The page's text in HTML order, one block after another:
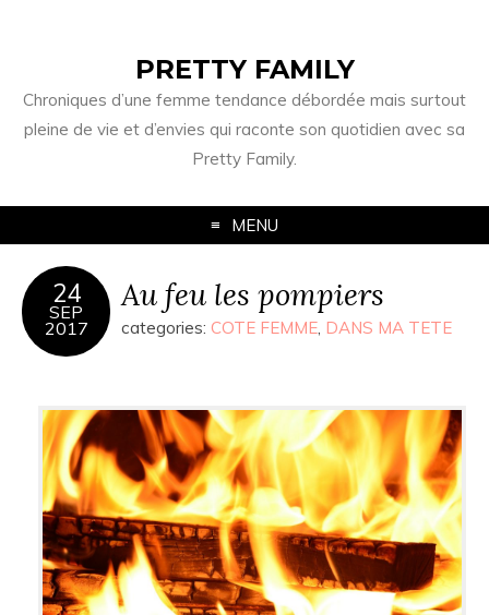
PRETTY FAMILY
Chroniques d’une femme tendance débordée mais surtout
pleine de vie et d’envies qui raconte son quotidien avec sa
Pretty Family.
MENU
24
SEP
2017
Au feu les pompiers
categories: COTE FEMME, DANS MA TETE